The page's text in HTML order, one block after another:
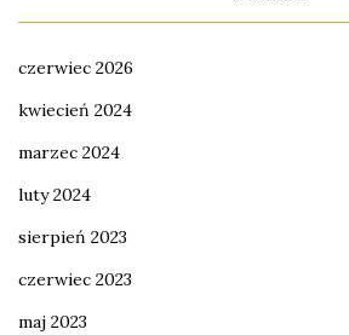
czerwiec 2026
kwiecień 2024
marzec 2024
luty 2024
sierpień 2023
czerwiec 2023
maj 2023